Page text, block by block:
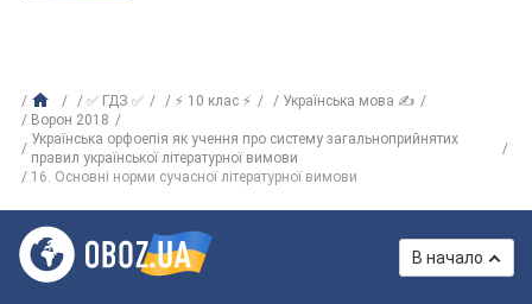
✅ ГДЗ ✅ ⚡ 10 клас ⚡
Українська мова ✍
Ворон 2018
Українська орфоепія як учення про систему загальноприйнятих
правил української літературної вимови
16. Основні норми сучасної літературної вимови
В начало